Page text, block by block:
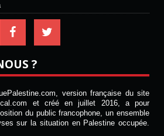
?
version française du site
et créé en juillet 2016, a pour
du public francophone, un ensemble
sur la situation en Palestine occupée.